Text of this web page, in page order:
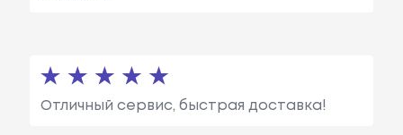
Отличный сервис, быстрая доставка!